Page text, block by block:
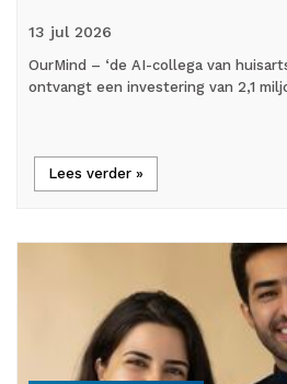
13 jul 2026
OurMind – ‘de AI-collega van
ontvangt een investering van 2,1
Lees verder »